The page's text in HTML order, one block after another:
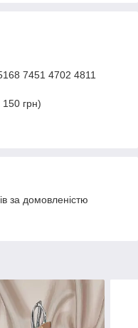
7451 4702 4811
150 грн)
за домовленістю